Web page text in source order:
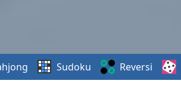
Sudoku Reversi